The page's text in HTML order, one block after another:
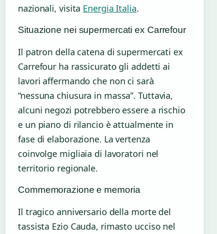
nazionali, visita Energia Italia.
Situazione nei supermercati ex Carrefour
Il patron della catena di supermercati ex
Carrefour ha rassicurato gli addetti ai
lavori affermando che non ci sarà
“nessuna chiusura in massa”. Tuttavia,
alcuni negozi potrebbero essere a rischio
e un piano di rilancio è attualmente in
fase di elaborazione. La vertenza
coinvolge migliaia di lavoratori nel
territorio regionale.
Commemorazione e memoria
Il tragico anniversario della morte del
tassista Ezio Cauda, rimasto ucciso nel